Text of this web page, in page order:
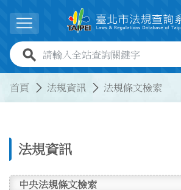
展開選單
全站查詢關鍵字欄位
首頁 法規資訊 法規條文檢索
法規資訊
中央法規條文檢索